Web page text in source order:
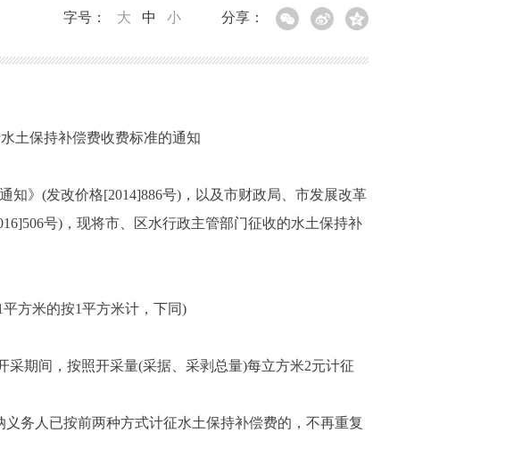
分享：
字号： 大 中 小
土保持补偿费收费标准的通知
》(发改价格[2014]886号)，以及市财政局、市发展改革
号)，现将市、区水行政主管部门征收的水土保持补
方米的按1平方米计，下同)
期间，按照开采量(采据、采剥总量)每立方米2元计征
务人已按前两种方式计征水土保持补偿费的，不再重复